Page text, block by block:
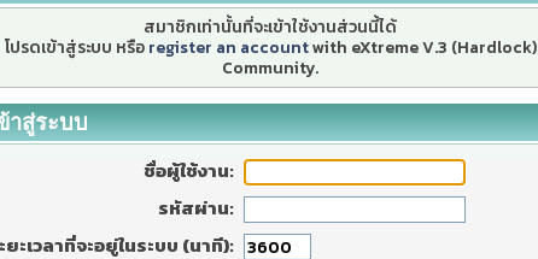
สมาชิกเท่านั้นที่จะเข้าใช้งานส่วนนี้ได้
โปรดเข้าสู่ระบบ หรือ register an accountwith eXtreme V.3 (Hardlock)
Community.
าสู่ระบบ
ชื่อผู้ใช้งาน:
รหัสผ่าน:
ยะเวลาที่จะอยู่ในระบบ (นาที):